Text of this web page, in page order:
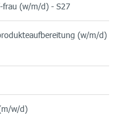
frau (w/m/d) - S27
(w/m/d)
w/d)